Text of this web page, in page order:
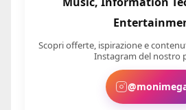
Scopri offerte, ispirazione e
Instagram del nostro